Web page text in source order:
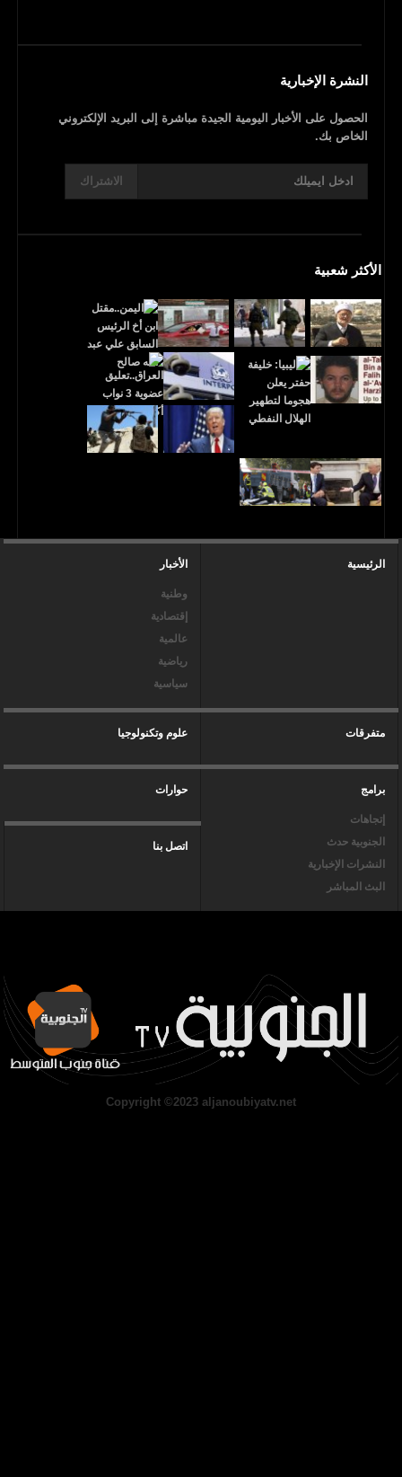
النشرة الإخبارية
الحصول على الأخبار اليومية الجيدة مباشرة إلى البريد الإلكتروني
الخاص بك.
الاشتراك
الأكثر شعبية
الرئيسية الأخبار
وطنية
إقتصادية
عالمية
رياضية
سياسية
متفرقات علوم وتكنولوجيا
برامج
إتجاهات
الجنوبية حدث
النشرات الإخبارية
البث المباشر
حوارات
اتصل بنا
Copyright ©2023 aljanoubiyatv.net